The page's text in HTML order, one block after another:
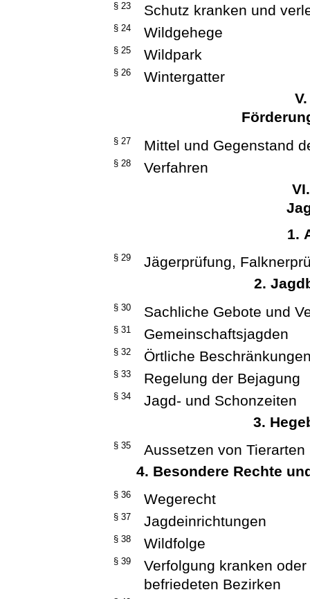
§ 23 Schutz kranken und
§ 24 Wildgehege
§ 25 Wildpark
§ 26
Wintergatter
§ 27 Mittel und Gegenstand
§ 28
Verfahren
1.
§ 29
Jägerprüfung,
2.
§ 30 Sachliche Gebote und
§ 31 Gemeinschaftsjagden
§ 32 Örtliche
§ 33 Regelung der Bejagung
§ 34
Jagd- und Schonzeiten
3.
§ 35
Aussetzen von Tierarten
4. Besondere Rechte
§ 36 Wegerecht
§ 37 Jagdeinrichtungen
§ 38 Wildfolge
§ 39
Verfolgung kranken
befriedeten Bezirken